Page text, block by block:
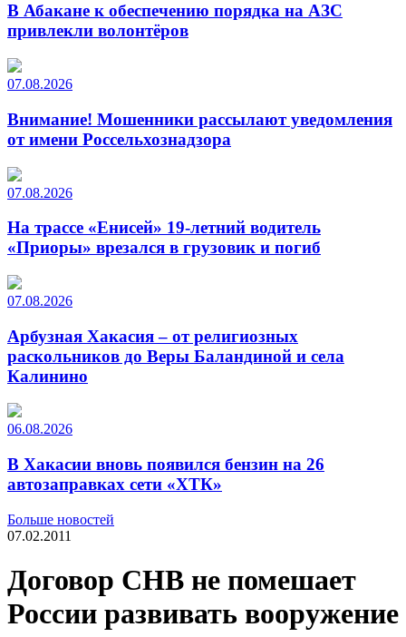
В Абакане к обеспечению порядка на АЗС
привлекли волонтёров
07.08.2026
Внимание! Мошенники рассылают уведомления
от имени Россельхознадзора
07.08.2026
На трассе «Енисей» 19-летний водитель
«Приоры» врезался в грузовик и погиб
07.08.2026
Арбузная Хакасия – от религиозных
раскольников до Веры Баландиной и села
Калинино
06.08.2026
В Хакасии вновь появился бензин на 26
автозаправках сети «ХТК»
Больше новостей
07.02.2011
Договор СНВ не помешает
России развивать вооружение